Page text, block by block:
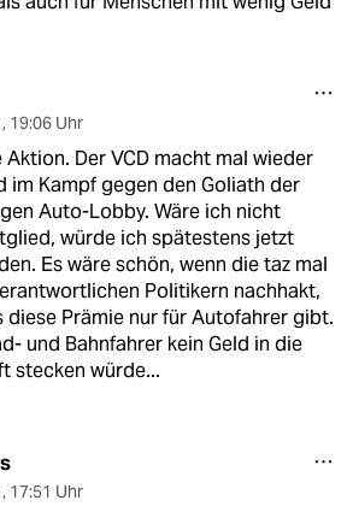
, 19:06 Uhr
Aktion. Der VCD macht mal wieder
im Kampf gegen den Goliath der
Auto-Lobby. Wäre ich nicht
würde ich spätestens jetzt
Es wäre schön, wenn die taz mal
Politikern nachhakt,
diese Prämie nur für Autofahrer gibt.
und Bahnfahrer kein Geld in die
stecken würde...
, 17:51 Uhr